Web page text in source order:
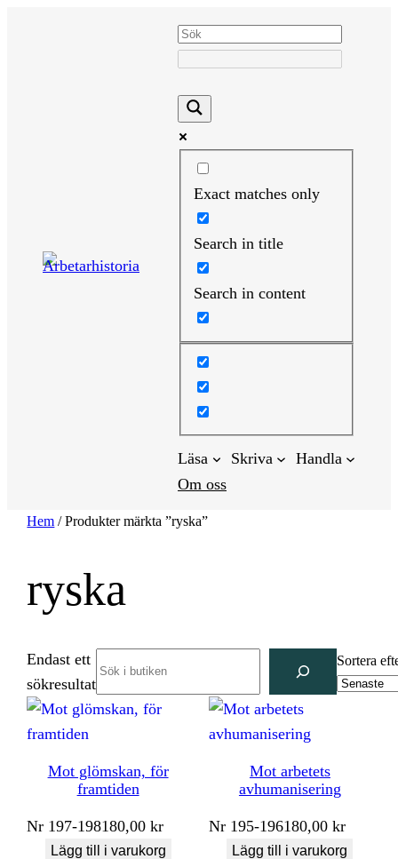
Exact matches only
Search in title
Search in content
Läsa Skriva
Handla
Om oss
Hem / Produkter märkta ”ryska”
ryska
Endast ett
sökresultat
Sortera
Mot glömskan, för
framtiden
Nr 197-198180,00kr
Lägg till i varukorg
Mot arbetets
avhumanisering
Nr 195-196180,00kr
Lägg till i varukorg